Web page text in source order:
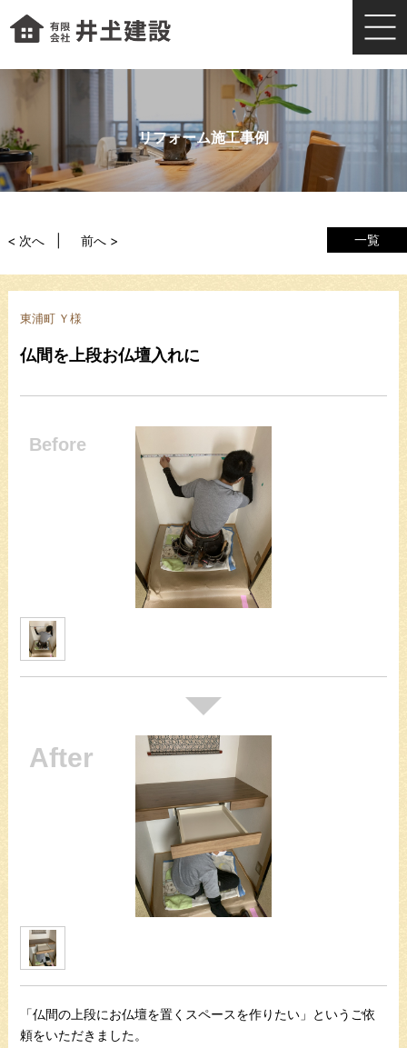
リフォーム施工事例
一覧
< 次へ 前へ >
東浦町 Ｙ様
仏間を上段お仏壇入れに
「仏間の上段にお仏壇を置くスペースを作りたい」というご依
頼をいただきました。